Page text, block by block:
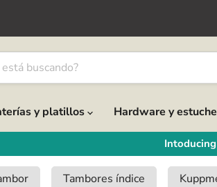
y platillos Hardware y
Tambores índice